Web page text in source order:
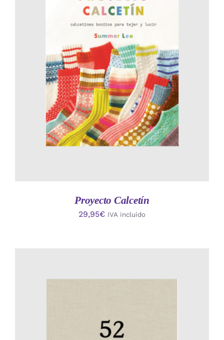
AÑADIR AL CARRITO
/
DETALLES
Proyecto Calcetín
29,95€ IVA incluido